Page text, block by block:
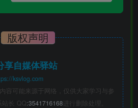
版权声明
享自媒体驿站
ksvlog.com
容可能来源于网络，仅供大家学习与参
站长 QQ:3541716168进行删除处理。